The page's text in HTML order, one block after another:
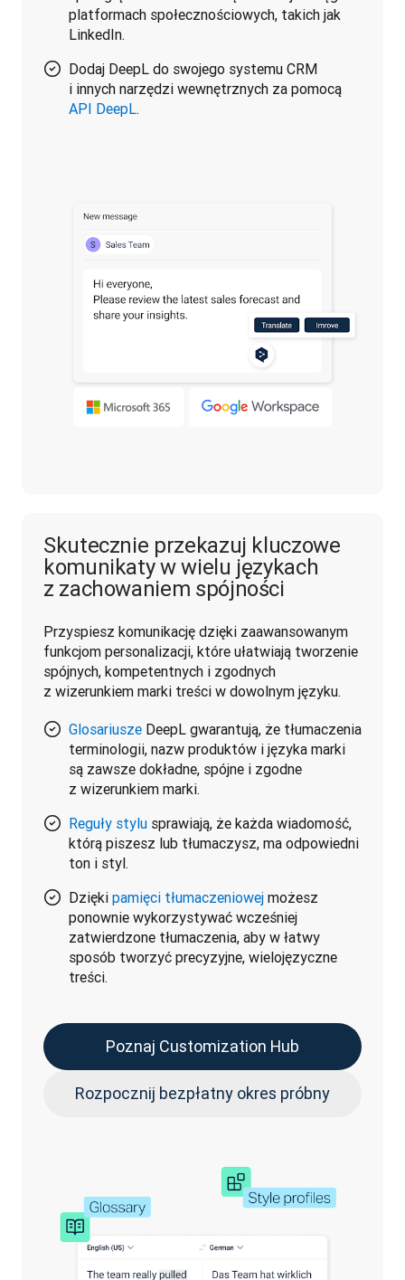
platformach społecznościowych, takich jak
LinkedIn.
Dodaj DeepL do swojego systemu CRM
i innych narzędzi wewnętrznych za pomocą
API DeepL.
Skutecznie przekazuj kluczowe
komunikaty w wielu językach
z zachowaniem spójności
Przyspiesz komunikację dzięki zaawansowanym
funkcjom personalizacji, które ułatwiają tworzenie
spójnych, kompetentnych i zgodnych
z wizerunkiem marki treści w dowolnym języku.
Glosariusze DeepL gwarantują, że tłumaczenia
terminologii, nazw produktów i języka marki
są zawsze dokładne, spójne i zgodne
z wizerunkiem marki.
Reguły stylu sprawiają, że każda wiadomość,
którą piszesz lub tłumaczysz, ma odpowiedni
ton i styl.
Dzięki pamięci tłumaczeniowej możesz
ponownie wykorzystywać wcześniej
zatwierdzone tłumaczenia, aby w łatwy
sposób tworzyć precyzyjne, wielojęzyczne
treści.
Poznaj Customization Hub
Rozpocznij bezpłatny okres próbny